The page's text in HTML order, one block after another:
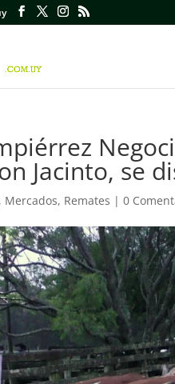
Jacinto, se
, Mercados, Remates |0